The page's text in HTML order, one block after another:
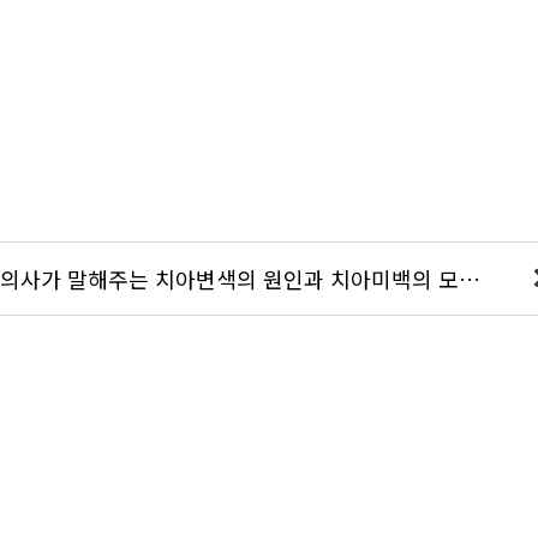
현직 치과의사가 말해주는 치아변색의 원인과 치아미백의 모든 것 (셀프미백, 미백치약, 전문가미백)